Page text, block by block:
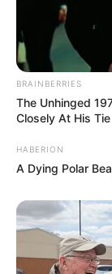
BRAINBERRIES
The Unhinged
Closely At His Tie
HABERION
A Dying Polar